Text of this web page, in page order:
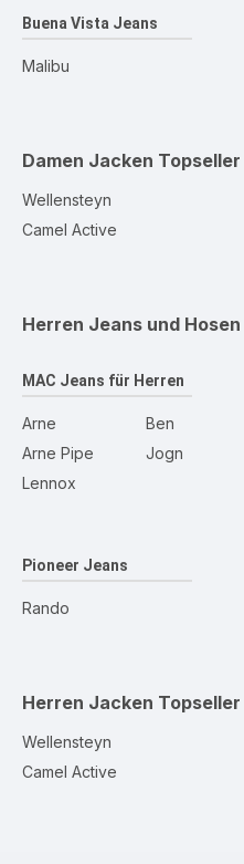
Buena Vista Jeans
Malibu
Damen Jacken Topseller
Wellensteyn
Camel Active
Herren Jeans und Hosen
MAC Jeans für Herren
Arne
Arne Pipe
Lennox
Ben
Jogn
Pioneer Jeans
Rando
Herren Jacken Topseller
Wellensteyn
Camel Active